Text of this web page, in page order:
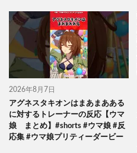
2026年8月7日
アグネスタキオンはまあまあある
に対するトレーナーの反応【ウマ
娘 まとめ】#shorts #ウマ娘 #反
応集 #ウマ娘プリティーダービー